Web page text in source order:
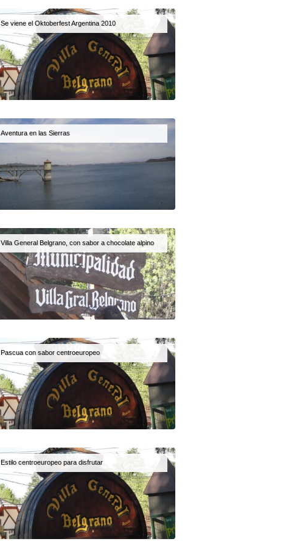
Se viene el Oktoberfest Argentina 2010
Aventura en las Sierras
Villa General Belgrano, con sabor a chocolate alpino
Pascua con sabor centroeuropeo
Estilo centroeuropeo para disfrutar